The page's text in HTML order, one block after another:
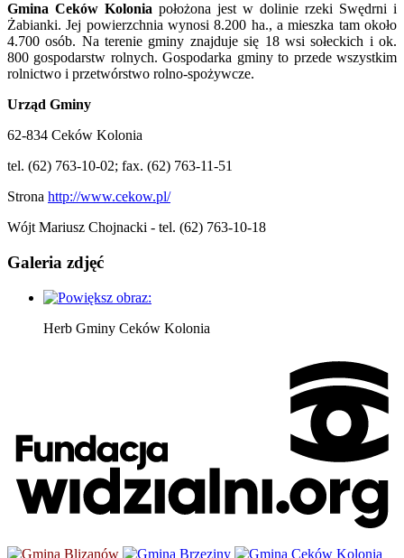
Gmina Ceków Kolonia położona jest w dolinie rzeki Swędrni i
Żabianki. Jej powierzchnia wynosi 8.200 ha., a mieszka tam około
4.700 osób. Na terenie gminy znajduje się 18 wsi sołeckich i ok.
800 gospodarstw rolnych. Gospodarka gminy to przede wszystkim
rolnictwo i przetwórstwo rolno-spożywcze.
Urząd Gminy
62-834 Ceków Kolonia
tel. (62) 763-10-02; fax. (62) 763-11-51
Strona http://www.cekow.pl/
Wójt Mariusz Chojnacki - tel. (62) 763-10-18
Galeria zdjęć
Herb Gminy Ceków Kolonia